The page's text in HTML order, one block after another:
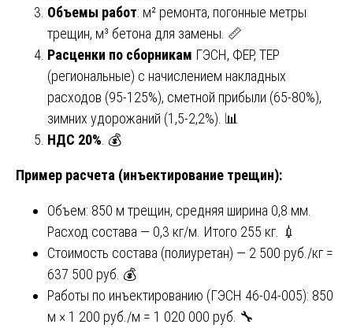
Объемы работ: м² ремонта, погонные метры
трещин, м³ бетона для замены. 📏
Расценки по сборникам ГЭСН, ФЕР, ТЕР
(региональные) с начислением накладных
расходов (95-125%), сметной прибыли (65-80%),
зимних удорожаний (1,5-2,2%). 📊
НДС 20% . 💰
Пример расчета (инъектирование трещин):
Объем: 850 м трещин, средняя ширина 0,8 мм.
Расход состава — 0,3 кг/м. Итого 255 кг. 💉
Стоимость состава (полиуретан) — 2 500 руб./кг =
637 500 руб. 💰
Работы по инъектированию (ГЭСН 46-04-005): 850
м × 1 200 руб./м = 1 020 000 руб. 🔧